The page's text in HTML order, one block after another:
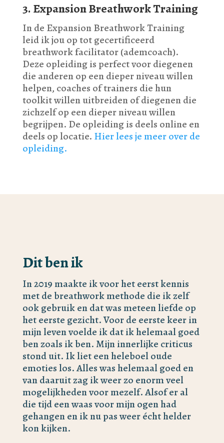
3. Expansion Breathwork Training
In de Expansion Breathwork Training
leid ik jou op tot gecertificeerd
breathwork facilitator (ademcoach).
Deze opleiding is perfect voor diegenen
die anderen op een dieper niveau willen
helpen, coaches of trainers die hun
toolkit willen uitbreiden of diegenen die
zichzelf op een dieper niveau willen
begrijpen. De opleiding is deels online en
deels op locatie. Hier lees je meer over de
opleiding.
Dit ben ik
In 2019 maakte ik voor het eerst kennis
met de breathwork methode die ik zelf
ook gebruik en dat was meteen liefde op
het eerste gezicht. Voor de eerste keer in
mijn leven voelde ik dat ik helemaal goed
ben zoals ik ben. Mijn innerlijke criticus
stond uit. Ik liet een heleboel oude
emoties los. Alles was helemaal goed en
van daaruit zag ik weer zo enorm veel
mogelijkheden voor mezelf. Alsof er al
die tijd een waas voor mijn ogen had
gehangen en ik nu pas weer écht helder
kon kijken.